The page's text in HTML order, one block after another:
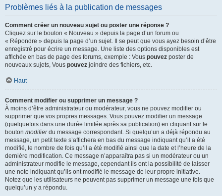
Problèmes liés à la publication de messages
Comment créer un nouveau sujet ou poster une réponse ?
Cliquez sur le bouton « Nouveau » depuis la page d’un forum ou
« Répondre » depuis la page d’un sujet. Il se peut que vous ayez besoin d’être
enregistré pour écrire un message. Une liste des options disponibles est
affichée en bas de page des forums, exemple : Vous pouvez poster de
nouveaux sujets, Vous pouvez joindre des fichiers, etc.
Haut
Comment modifier ou supprimer un message ?
À moins d’être administrateur ou modérateur, vous ne pouvez modifier ou
supprimer que vos propres messages. Vous pouvez modifier un message
(quelquefois dans une durée limitée après sa publication) en cliquant sur le
bouton modifierdu message correspondant. Si quelqu’un a déjà répondu au
message, un petit texte s’affichera en bas du message indiquant qu’il a été
modifié, le nombre de fois qu’il a été modifié ainsi que la date et l’heure de la
dernière modification. Ce message n’apparaîtra pas si un modérateur ou un
administrateur modifie le message, cependant ils ont la possibilité de laisser
une note indiquant qu’ils ont modifié le message de leur propre initiative.
Notez que les utilisateurs ne peuvent pas supprimer un message une fois que
quelqu’un y a répondu.